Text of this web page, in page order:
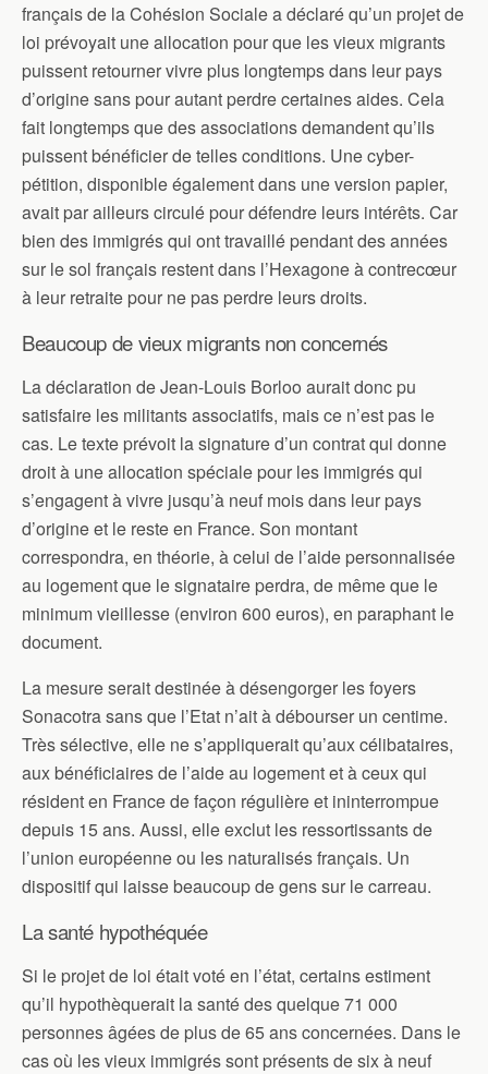
français de la Cohésion Sociale a déclaré qu’un projet de
loi prévoyait une allocation pour que les vieux migrants
puissent retourner vivre plus longtemps dans leur pays
d’origine sans pour autant perdre certaines aides. Cela
fait longtemps que des associations demandent qu’ils
puissent bénéficier de telles conditions. Une cyber-
pétition, disponible également dans une version papier,
avait par ailleurs circulé pour défendre leurs intérêts. Car
bien des immigrés qui ont travaillé pendant des années
sur le sol français restent dans l’Hexagone à contrecœur
à leur retraite pour ne pas perdre leurs droits.
Beaucoup de vieux migrants non concernés
La déclaration de Jean-Louis Borloo aurait donc pu
satisfaire les militants associatifs, mais ce n’est pas le
cas. Le texte prévoit la signature d’un contrat qui donne
droit à une allocation spéciale pour les immigrés qui
s’engagent à vivre jusqu’à neuf mois dans leur pays
d’origine et le reste en France. Son montant
correspondra, en théorie, à celui de l’aide personnalisée
au logement que le signataire perdra, de même que le
minimum vieillesse (environ 600 euros), en paraphant le
document.
La mesure serait destinée à désengorger les foyers
Sonacotra sans que l’Etat n’ait à débourser un centime.
Très sélective, elle ne s’appliquerait qu’aux célibataires,
aux bénéficiaires de l’aide au logement et à ceux qui
résident en France de façon régulière et ininterrompue
depuis 15 ans. Aussi, elle exclut les ressortissants de
l’union européenne ou les naturalisés français. Un
dispositif qui laisse beaucoup de gens sur le carreau.
La santé hypothéquée
Si le projet de loi était voté en l’état, certains estiment
qu’il hypothèquerait la santé des quelque 71 000
personnes âgées de plus de 65 ans concernées. Dans le
cas où les vieux immigrés sont présents de six à neuf